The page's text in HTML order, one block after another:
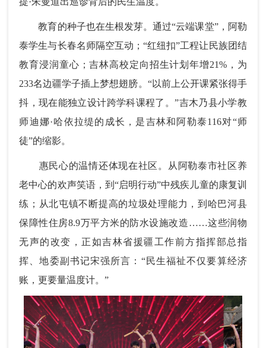
教育的种子也在生根发芽。通过“云端课堂”，阿勒
泰学生与长春名师隔空互动；“红纽扣”工程让民族团结
教育浸润童心；吉林高校定向招生计划年增21%，为
233名边疆学子插上梦想翅膀。“以前上公开课紧张得手
抖，现在能独立设计跨学科课程了。”吉木乃县小学教
师迪娜·哈依拉缇的成长，是吉林和阿勒泰116对“师
徒”的缩影。
惠民心的温情还体现在社区。从阿勒泰市社区养
老中心的欢声笑语，到“启明行动”中残疾儿童的康复训
练；从北屯镇不断提高的垃圾处理能力，到哈巴河县
保障性住房8.9万平方米的防水设施改造……这些润物
无声的改变，正如吉林省援疆工作前方指挥部总指
挥、地委副书记宋强所言：“民生福祉不仅要算经济
账，更要量温度计。”